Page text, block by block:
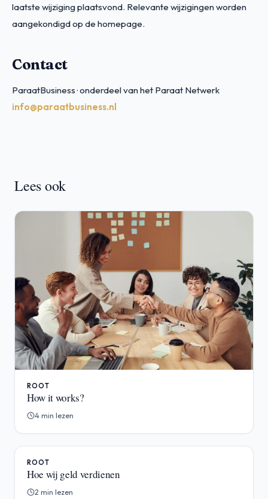
laatste wijziging plaatsvond. Relevante wijzigingen worden
aangekondigd op de homepage.
Contact
ParaatBusiness · onderdeel van het Paraat Netwerk
info@paraatbusiness.nl
Lees ook
ROOT
How it works?
4 min lezen
ROOT
Hoe wij geld verdienen
2 min lezen